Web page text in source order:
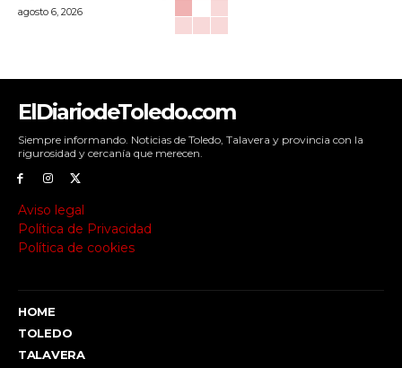
agosto 6, 2026
ElDiariodeToledo.com
Siempre informando. Noticias de Toledo, Talavera y provincia con la
rigurosidad y cercanía que merecen.
Aviso legal
Política de Privacidad
Política de cookies
HOME
TOLEDO
TALAVERA